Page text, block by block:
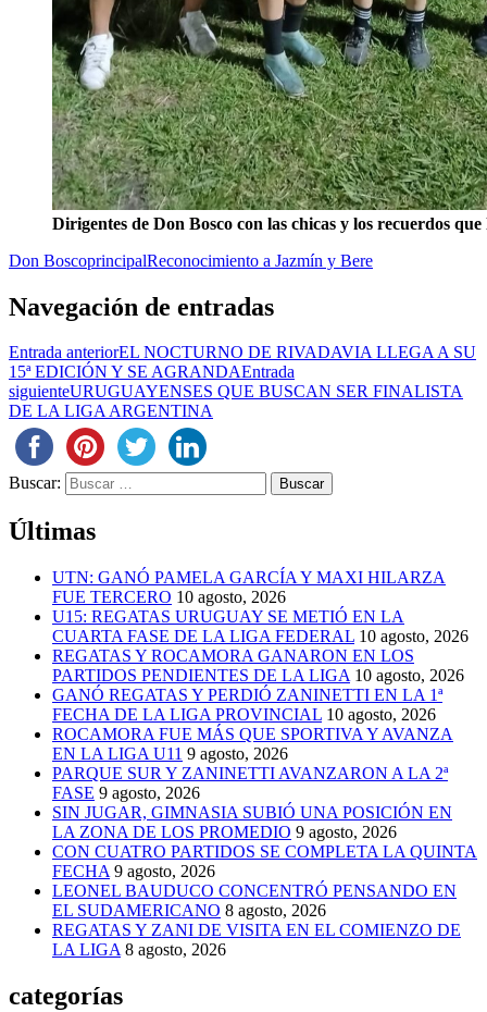
Dirigentes de Don Bosco con las chicas y los recuerdos
Don BoscoprincipalReconocimiento a Jazmín y Bere
Navegación de entradas
Entrada anteriorEL NOCTURNO DE RIVADAVIA LLEGA A SU
15ª EDICIÓN Y SE AGRANDAEntrada
siguienteURUGUAYENSES QUE BUSCAN SER FINALISTA
DE LA LIGA ARGENTINA
Buscar:
Últimas
UTN: GANÓ PAMELA GARCÍA Y MAXI HILARZA
FUE TERCERO 10 agosto, 2026
U15: REGATAS URUGUAY SE METIÓ EN LA
CUARTA FASE DE LA LIGA FEDERAL 10 agosto, 2026
REGATAS Y ROCAMORA GANARON EN LOS
PARTIDOS PENDIENTES DE LA LIGA 10 agosto, 2026
GANÓ REGATAS Y PERDIÓ ZANINETTI EN LA 1ª
FECHA DE LA LIGA PROVINCIAL 10 agosto, 2026
ROCAMORA FUE MÁS QUE SPORTIVA Y AVANZA
EN LA LIGA U11 9 agosto, 2026
PARQUE SUR Y ZANINETTI AVANZARON A LA 2ª
FASE 9 agosto, 2026
SIN JUGAR, GIMNASIA SUBIÓ UNA POSICIÓN EN
LA ZONA DE LOS PROMEDIO 9 agosto, 2026
CON CUATRO PARTIDOS SE COMPLETA LA QUINTA
FECHA 9 agosto, 2026
LEONEL BAUDUCO CONCENTRÓ PENSANDO EN
EL SUDAMERICANO 8 agosto, 2026
REGATAS Y ZANI DE VISITA EN EL COMIENZO DE
LA LIGA 8 agosto, 2026
categorías